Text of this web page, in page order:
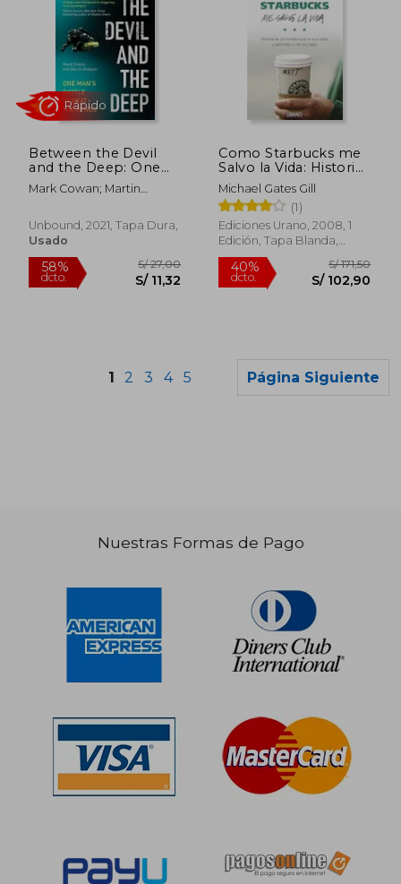
55%
dcto. S/ 85,16
55%
dcto.
Between the Devil
and the Deep: One
Man'S Battle to Beat
the Bends (en Inglés)
Mark Cowan; Martin
Unbound, 2021, Tapa Dura,
Usado
Como Starbucks me
Salvo la Vida: Historia
de un Hombre que lo
tuv o Todo y
Aprendio a Vivir sin
Nada
Michael Gates Gill
(1)
Ediciones Urano, 2008, 1
Edición, Tapa Blanda,
Nuevo
1 2 3 4 5 Página Siguiente
Nuestras Formas de Pago